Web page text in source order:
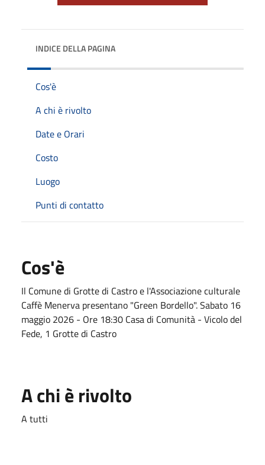
INDICE DELLA PAGINA
Cos'è
A chi è rivolto
Date e Orari
Costo
Luogo
Punti di contatto
Cos'è
Il Comune di Grotte di Castro e l'Associazione culturale
Caffè Menerva presentano "Green Bordello". Sabato 16
maggio 2026 - Ore 18:30 Casa di Comunità - Vicolo del
Fede, 1 Grotte di Castro
A chi è rivolto
A tutti